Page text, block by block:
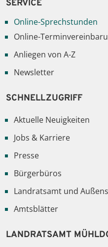
SERVICE
Online-Sprechstunden
Online-
Anliegen von A-Z
Newsletter
SCHNELLZUGRIFF
Aktuelle Neuigkeiten
Jobs & Karriere
Presse
Bürgerbüros
Landratsamt und
Amtsblätter
LANDRATSAMT